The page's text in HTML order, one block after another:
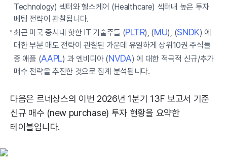
Technology) 섹터와 헬스케어 (Healthcare) 섹터내 높은 투자
베팅 전략이 관찰됩니다.
최근 미국 증시내 핫한 IT 기술주들 (PLTR), (MU), (SNDK) 에
대한 부분 매도 전략이 관찰된 가운데 유일하게 상위10권 주식들
중 애플 (AAPL) 과 엔비디아 (NVDA) 에 대한 적극적 신규/추가
매수 전략을 추진한 것으로 집계 분석됩니다.
다음은 르네상스의 이번 2026년 1분기 13F 보고서 기준
신규 매수 (new purchase) 투자 현황을 요약한
테이블입니다.